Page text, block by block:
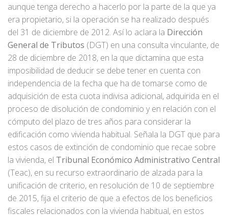
aunque tenga derecho a hacerlo por la parte de la que ya
era propietario, si la operación se ha realizado después
del 31 de diciembre de 2012. Así lo aclara la Dirección
General de Tributos (DGT) en una consulta vinculante, de
28 de diciembre de 2018, en la que dictamina que esta
imposibilidad de deducir se debe tener en cuenta con
independencia de la fecha que ha de tomarse como de
adquisición de esta cuota indivisa adicional, adquirida en el
proceso de disolución de condominio y en relación con el
cómputo del plazo de tres años para considerar la
edificación como vivienda habitual. Señala la DGT que para
estos casos de extinción de condominio que recae sobre
la vivienda, el Tribunal Económico Administrativo Central
(Teac), en su recurso extraordinario de alzada para la
unificación de criterio, en resolución de 10 de septiembre
de 2015, fija el criterio de que a efectos de los beneficios
fiscales relacionados con la vivienda habitual, en estos